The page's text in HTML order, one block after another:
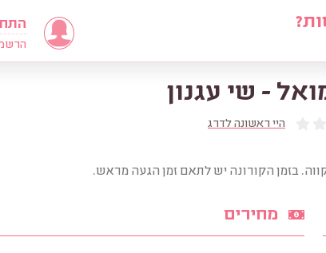
את הרב מדריכות כלות
- שי עגנון
היי ראשונה לדרג
בזמן הקורונה יש לתאם זמן הגעה מראש.
מחירים